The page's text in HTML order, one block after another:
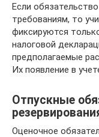
Если
требованиям, то
фиксируются
налоговой
предполагаемые
Их появление в
Отпускные
Оценочное